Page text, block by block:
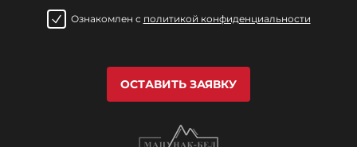
Ознакомлен с политикой конфиденциальности
ОСТАВИТЬ ЗАЯВКУ